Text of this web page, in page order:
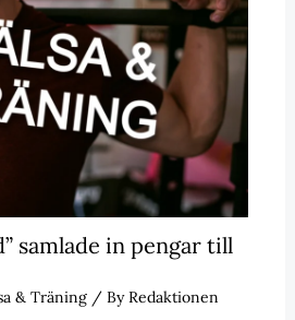
samlade in pengar till
& Träning/ ByRedaktionen